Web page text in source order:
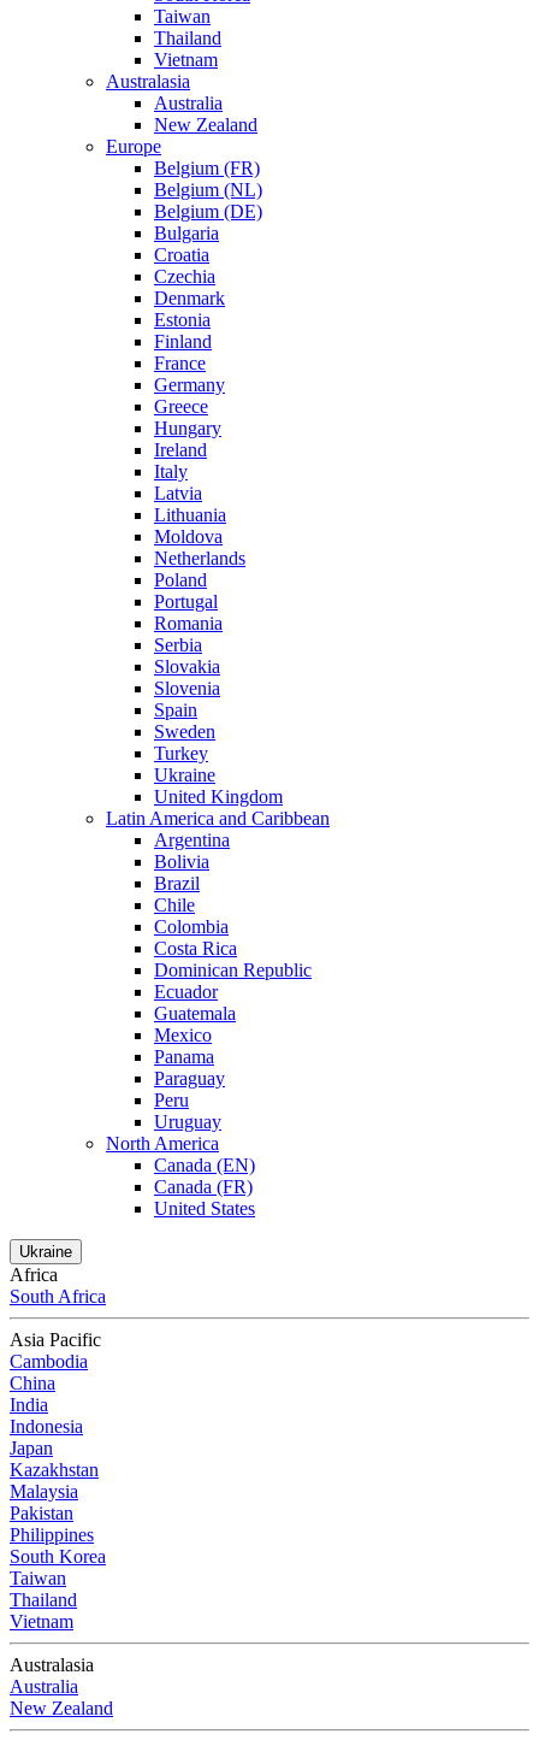
Taiwan
Thailand
Vietnam
Australasia
Australia
New Zealand
Europe
Belgium (FR)
Belgium (NL)
Belgium (DE)
Bulgaria
Croatia
Czechia
Denmark
Estonia
Finland
France
Germany
Greece
Hungary
Ireland
Italy
Latvia
Lithuania
Moldova
Netherlands
Poland
Portugal
Romania
Serbia
Slovakia
Slovenia
Spain
Sweden
Turkey
Ukraine
United Kingdom
Latin America and Caribbean
Argentina
Bolivia
Brazil
Chile
Colombia
Costa Rica
Dominican Republic
Ecuador
Guatemala
Mexico
Panama
Paraguay
Peru
Uruguay
North America
Canada (EN)
Canada (FR)
United States
Ukraine
Africa
South Africa
Asia Pacific
Cambodia
China
India
Indonesia
Japan
Kazakhstan
Malaysia
Pakistan
Philippines
South Korea
Taiwan
Thailand
Vietnam
Australasia
Australia
New Zealand